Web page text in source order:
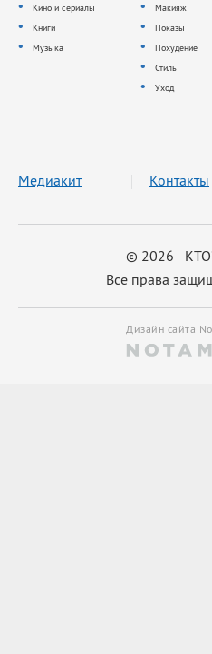
Кино и сериалы
Книги
Музыка
Макияж
Показы
Похудение
Стиль
Уход
© 2026
Все права
Медиакит Контакты
Дизайн сайта